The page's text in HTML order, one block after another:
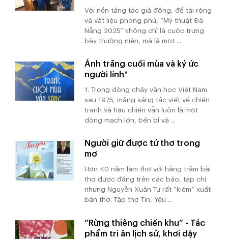
Với nền tảng tác giả đông, đề tài rộng
và vật liệu phong phú, “Mỹ thuật Đà
Nẵng 2025” không chỉ là cuộc trưng
bày thường niên, mà là một ...
Ánh trăng cuối mùa và ký ức
người lính*
1. Trong dòng chảy văn học Việt Nam
sau 1975, mảng sáng tác viết về chiến
tranh và hậu chiến vẫn luôn là một
dòng mạch lớn, bền bỉ và ...
Người giữ được tứ thơ trong
mơ
Hơn 40 năm làm thơ với hàng trăm bài
thơ được đăng trên các báo, tạp chí
nhưng Nguyễn Xuân Tư rất “kiệm” xuất
bản thơ. Tập thơ Tin, Yêu ...
“Rừng thiêng chiến khu” - Tác
phẩm tri ân lịch sử, khơi dậy